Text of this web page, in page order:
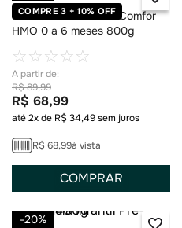
Fórmula Infantil NAN Comfor
HMO 0 a 6 meses 800g
☆☆☆☆☆
R$89,99
R$ 68,99
até2x de R$34,49sem juros
R$ 68,99à vista
COMPRAR
COMPRE 3 + 10% OFF
-20%